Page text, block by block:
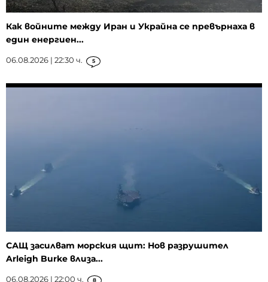
Как войните между Иран и Украйна се превърнаха в
един енергиен...
06.08.2026 | 22:30 ч. 5
САЩ засилват морския щит: Нов разрушител
Arleigh Burke влиза...
06.08.2026 | 22:00 ч. 8